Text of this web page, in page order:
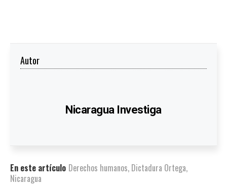
Autor
Nicaragua Investiga
En este artículo Derechos humanos, Dictadura Ortega,
Nicaragua